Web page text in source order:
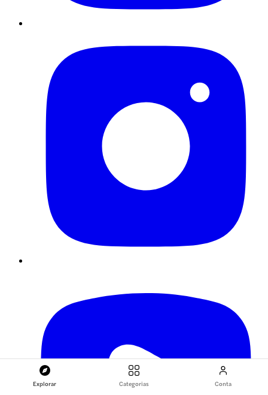
Explorar Categorias Conta